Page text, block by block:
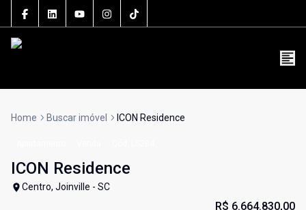
Home Buscar imóvel ICON Residence
ICON Residence
Centro, Joinville - SC
R$ 6.664.830,00